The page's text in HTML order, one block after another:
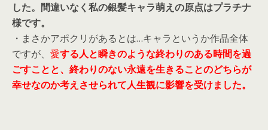
した。間違いなく私の銀髪キャラ萌えの原点はプラチナ
様です。
・まさかアポクリがあるとは…キャラというか作品全体
ですが、 愛する人と瞬きのような終わりのある時間を過
ごすことと、終わりのない永遠を生きることのどちらが
幸せなのか考えさせられて人生観に影響を受けました。